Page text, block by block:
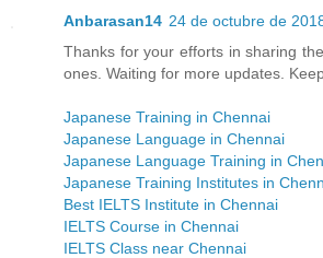
Anbarasan14 24 de octubre de
Thanks for your efforts in sharing
ones. Waiting for more updates.
Japanese Training in Chennai
Japanese Language in Chennai
Japanese Language Training in
Japanese Training Institutes in
Best IELTS Institute in Chennai
IELTS Course in Chennai
IELTS Class near Chennai